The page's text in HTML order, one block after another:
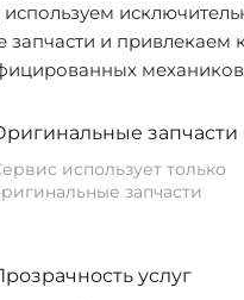
запчасти и привлекаем
запчасти
использует только
запчасти
услуг